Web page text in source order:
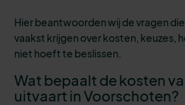
Hier beantwoorden wij de vragen
vaakst krijgen over kosten, keuzes,
niet hoeft te beslissen.
Wat bepaalt de kosten
uitvaart in Voorschoten?